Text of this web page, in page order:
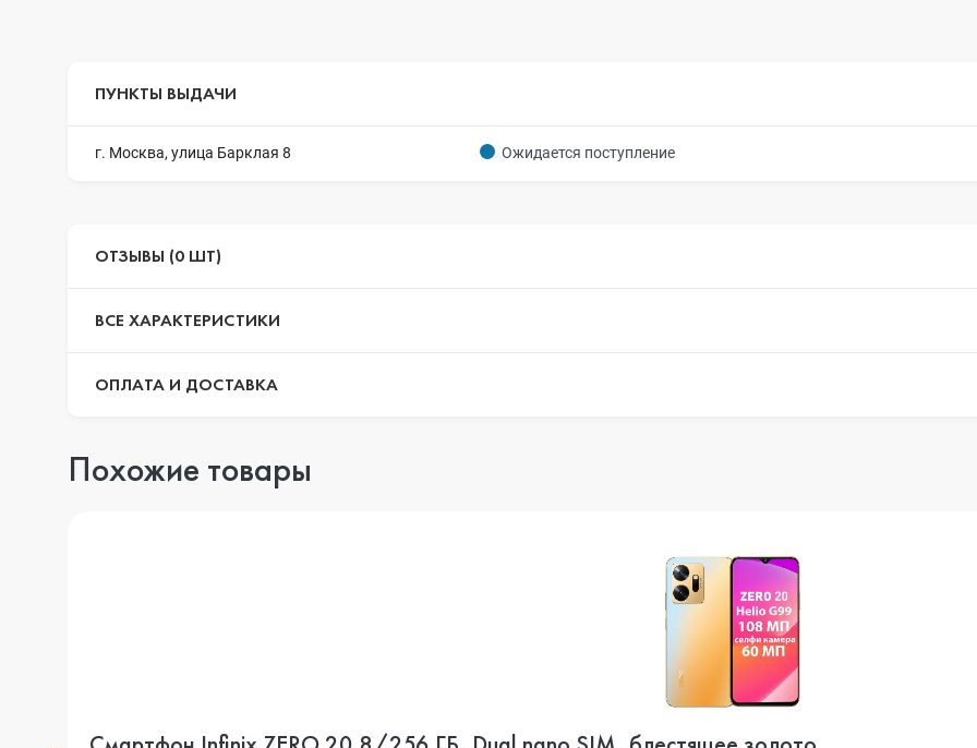
ПУНКТЫ ВЫДАЧИ
г. Москва, улица Барклая 8 Ожидается поступление
ОТЗЫВЫ (0 ШТ)
ВСЕ ХАРАКТЕРИСТИКИ
ОПЛАТА И ДОСТАВКА
Похожие товары